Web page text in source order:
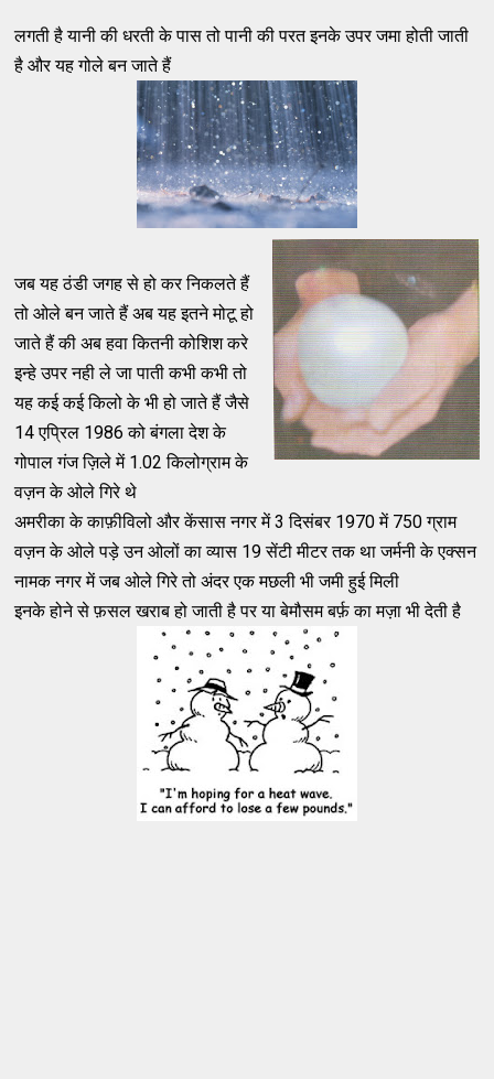
लगती है यानी की धरती के पास तो पानी की परत इनके उपर जमा होती जाती
है और यह गोले बन जाते हैं
जब यह ठंडी जगह से हो कर निकलते हैं
तो ओले बन जाते हैं अब यह इतने मोटू हो
जाते हैं की अब हवा कितनी कोशिश करे
इन्हे उपर नही ले जा पाती कभी कभी तो
यह कई कई किलो के भी हो जाते हैं जैसे
14 एप्रिल 1986 को बंगला देश के
गोपाल गंज ज़िले में 1.02 किलोग्राम के
वज़न के ओले गिरे थे
अमरीका के काफ़ीविलो और केंसास नगर में 3 दिसंबर 1970 में 750 ग्राम
वज़न के ओले पड़े उन ओलों का व्यास 19 सेंटी मीटर तक था जर्मनी के एक्सन
नामक नगर में जब ओले गिरे तो अंदर एक मछली भी जमी हुई मिली
इनके होने से फ़सल खराब हो जाती है पर या बेमौसम बर्फ़ का मज़ा भी देती है